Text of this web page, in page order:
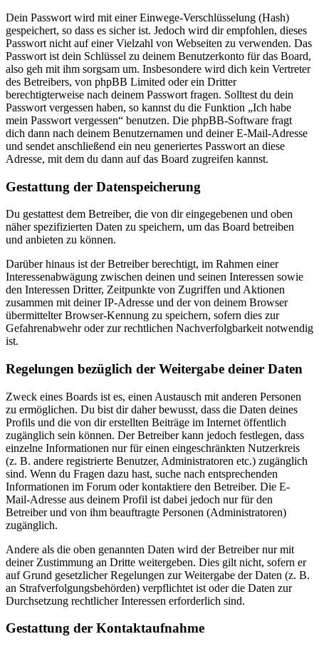
Dein Passwort wird mit einer Einwege-Verschlüsselung (Hash)
gespeichert, so dass es sicher ist. Jedoch wird dir empfohlen, dieses
Passwort nicht auf einer Vielzahl von Webseiten zu verwenden. Das
Passwort ist dein Schlüssel zu deinem Benutzerkonto für das Board,
also geh mit ihm sorgsam um. Insbesondere wird dich kein Vertreter
des Betreibers, von phpBB Limited oder ein Dritter
berechtigterweise nach deinem Passwort fragen. Solltest du dein
Passwort vergessen haben, so kannst du die Funktion „Ich habe
mein Passwort vergessen“ benutzen. Die phpBB-Software fragt
dich dann nach deinem Benutzernamen und deiner E-Mail-Adresse
und sendet anschließend ein neu generiertes Passwort an diese
Adresse, mit dem du dann auf das Board zugreifen kannst.
Gestattung der Datenspeicherung
Du gestattest dem Betreiber, die von dir eingegebenen und oben
näher spezifizierten Daten zu speichern, um das Board betreiben
und anbieten zu können.
Darüber hinaus ist der Betreiber berechtigt, im Rahmen einer
Interessenabwägung zwischen deinen und seinen Interessen sowie
den Interessen Dritter, Zeitpunkte von Zugriffen und Aktionen
zusammen mit deiner IP-Adresse und der von deinem Browser
übermittelter Browser-Kennung zu speichern, sofern dies zur
Gefahrenabwehr oder zur rechtlichen Nachverfolgbarkeit notwendig
ist.
Regelungen bezüglich der Weitergabe deiner Daten
Zweck eines Boards ist es, einen Austausch mit anderen Personen
zu ermöglichen. Du bist dir daher bewusst, dass die Daten deines
Profils und die von dir erstellten Beiträge im Internet öffentlich
zugänglich sein können. Der Betreiber kann jedoch festlegen, dass
einzelne Informationen nur für einen eingeschränkten Nutzerkreis
(z. B. andere registrierte Benutzer, Administratoren etc.) zugänglich
sind. Wenn du Fragen dazu hast, suche nach entsprechenden
Informationen im Forum oder kontaktiere den Betreiber. Die E-
Mail-Adresse aus deinem Profil ist dabei jedoch nur für den
Betreiber und von ihm beauftragte Personen (Administratoren)
zugänglich.
Andere als die oben genannten Daten wird der Betreiber nur mit
deiner Zustimmung an Dritte weitergeben. Dies gilt nicht, sofern er
auf Grund gesetzlicher Regelungen zur Weitergabe der Daten (z. B.
an Strafverfolgungsbehörden) verpflichtet ist oder die Daten zur
Durchsetzung rechtlicher Interessen erforderlich sind.
Gestattung der Kontaktaufnahme